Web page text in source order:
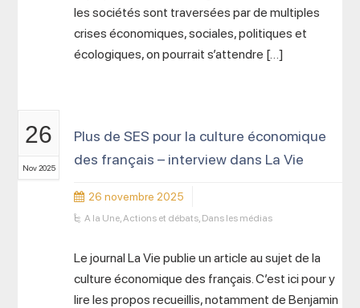
les sociétés sont traversées par de multiples
crises économiques, sociales, politiques et
écologiques, on pourrait s’attendre […]
26
Nov 2025
Plus de SES pour la culture économique
des français – interview dans La Vie
26 novembre 2025
A la Une,Actions et débats, Dans les médias
Le journal La Vie publie un article au sujet de la
culture économique des français. C’est ici pour y
lire les propos recueillis, notamment de Benjamin